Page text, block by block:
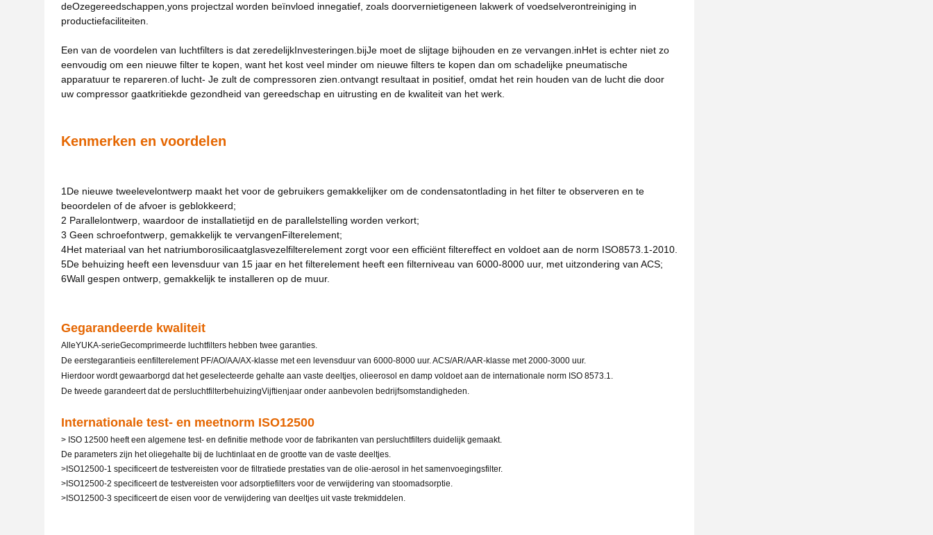
deOzegereedschappen, yons projectzal worden beïnvloed innegatief, zoals doorvernietigeneen lakwerk of voedselverontreiniging in
productiefaciliteiten.
Een van de voordelen van luchtfilters is dat zeredelijkInvesteringen. bijJe moet de slijtage bijhouden en ze vervangen. inHet is echter niet zo
eenvoudig om een nieuwe filter te kopen, want het kost veel minder om nieuwe filters te kopen dan om schadelijke pneumatische
apparatuur te repareren. of lucht- Je zult de compressoren zien. ontvangt resultaat in positief , omdat het rein houden van de lucht die door
uw compressor gaatkritiekde gezondheid van gereedschap en uitrusting en de kwaliteit van het werk.
Kenmerken en voordelen
1De nieuwe tweelevelontwerp maakt het voor de gebruikers gemakkelijker om de condensatontlading in het filter te observeren en te
beoordelen of de afvoer is geblokkeerd;
2 Parallelontwerp, waardoor de installatietijd en de parallelstelling worden verkort;
3 Geen schroefontwerp, gemakkelijk te vervangenFilterelement;
4Het materiaal van het natriumborosilicaatglasvezelfilterelement zorgt voor een efficiënt filtereffect en voldoet aan de norm ISO8573.1-2010.
5De behuizing heeft een levensduur van 15 jaar en het filterelement heeft een filterniveau van 6000-8000 uur, met uitzondering van ACS;
6Wall gespen ontwerp, gemakkelijk te installeren op de muur.
Gegarandeerde kwaliteit
AlleYUKA-serieGecomprimeerde luchtfilters hebben twee garanties.
De eerstegarantieis eenfilterelement PF/AO/AA/AX-klasse met een levensduur van 6000-8000 uur. ACS/AR/AAR-klasse met 2000-3000 uur.
Hierdoor wordt gewaarborgd dat het geselecteerde gehalte aan vaste deeltjes, olieerosol en damp voldoet aan de internationale norm ISO 8573.1.
De tweede garandeert dat de persluchtfilterbehuizingVijftienjaar onder aanbevolen bedrijfsomstandigheden.
Internationale test- en meetnorm ISO12500
> ISO 12500 heeft een algemene test- en definitie methode voor de fabrikanten van persluchtfilters duidelijk gemaakt.
De parameters zijn het oliegehalte bij de luchtinlaat en de grootte van de vaste deeltjes.
>ISO12500-1 specificeert de testvereisten voor de filtratiede prestaties van de olie-aerosol in het samenvoegingsfilter.
>ISO12500-2 specificeert de testvereisten voor adsorptiefilters voor de verwijdering van stoomadsorptie.
>ISO12500-3 specificeert de eisen voor de verwijdering van deeltjes uit vaste trekmiddelen.